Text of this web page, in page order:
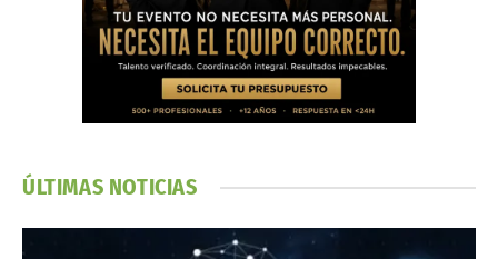
ÚLTIMAS NOTICIAS